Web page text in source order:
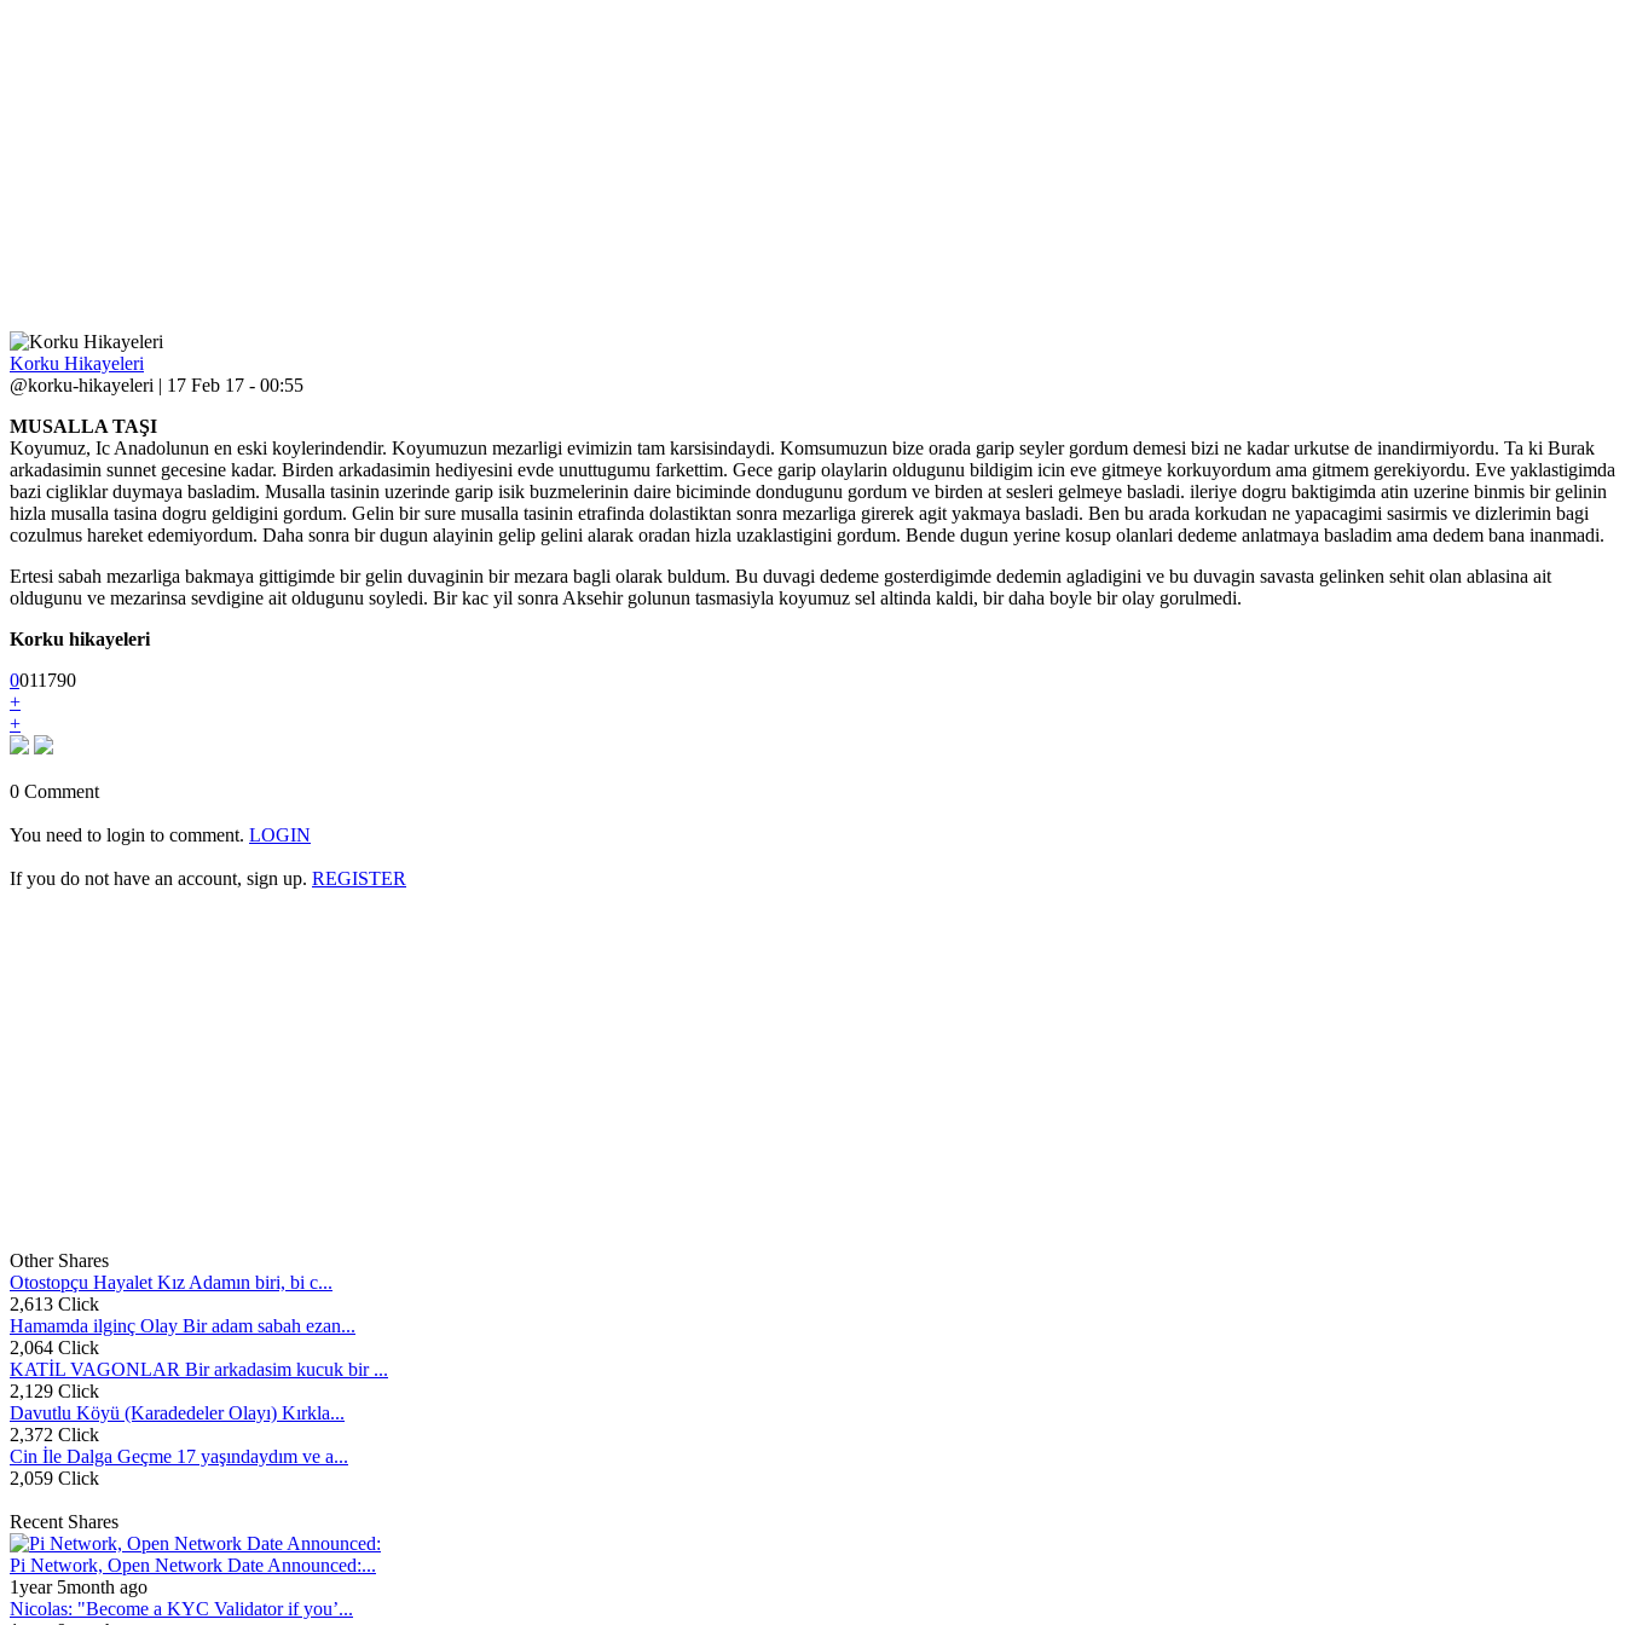
Korku Hikayeleri
@korku-hikayeleri | 17 Feb 17 - 00:55
MUSALLA TAŞI
Koyumuz, Ic Anadolunun en eski koylerindendir. Koyumuzun mezarligi evimizin tam karsisindaydi. Komsumuzun bize orada garip seyler gordum demesi bizi ne kadar urkutse de inandirmiyordu. Ta ki Burak
arkadasimin sunnet gecesine kadar. Birden arkadasimin hediyesini evde unuttugumu farkettim. Gece garip olaylarin oldugunu bildigim icin eve gitmeye korkuyordum ama gitmem gerekiyordu. Eve yaklastigimda
bazi cigliklar duymaya basladim. Musalla tasinin uzerinde garip isik buzmelerinin daire biciminde dondugunu gordum ve birden at sesleri gelmeye basladi. ileriye dogru baktigimda atin uzerine binmis bir gelinin
hizla musalla tasina dogru geldigini gordum. Gelin bir sure musalla tasinin etrafinda dolastiktan sonra mezarliga girerek agit yakmaya basladi. Ben bu arada korkudan ne yapacagimi sasirmis ve dizlerimin bagi
cozulmus hareket edemiyordum. Daha sonra bir dugun alayinin gelip gelini alarak oradan hizla uzaklastigini gordum. Bende dugun yerine kosup olanlari dedeme anlatmaya basladim ama dedem bana inanmadi.
Ertesi sabah mezarliga bakmaya gittigimde bir gelin duvaginin bir mezara bagli olarak buldum. Bu duvagi dedeme gosterdigimde dedemin agladigini ve bu duvagin savasta gelinken sehit olan ablasina ait
oldugunu ve mezarinsa sevdigine ait oldugunu soyledi. Bir kac yil sonra Aksehir golunun tasmasiyla koyumuz sel altinda kaldi, bir daha boyle bir olay gorulmedi.
Korku hikayeleri
0011790
+
+
0 Comment
You need to login to comment. LOGIN
If you do not have an account, sign up. REGISTER
Other Shares
Otostopçu Hayalet Kız Adamın biri, bi c...
2,613 Click
Hamamda ilginç Olay Bir adam sabah ezan...
2,064 Click
KATİL VAGONLAR Bir arkadasim kucuk bir ...
2,129 Click
Davutlu Köyü (Karadedeler Olayı) Kırkla...
2,372 Click
Cin İle Dalga Geçme 17 yaşındaydım ve a...
2,059 Click
Recent Shares
Pi Network, Open Network Date Announced:...
1year 5month ago
Nicolas: "Become a KYC Validator if you’...